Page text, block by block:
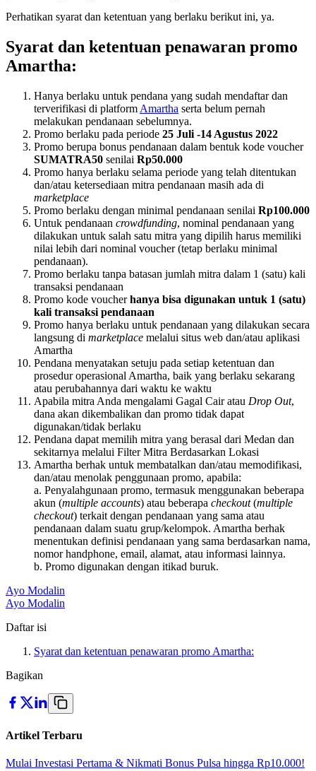
Perhatikan syarat dan ketentuan yang berlaku berikut ini, ya.
Syarat dan ketentuan penawaran promo
Amartha:
Hanya berlaku untuk pendana yang sudah mendaftar dan
terverifikasi di platform Amartha serta belum pernah
melakukan pendanaan sebelumnya.
Promo berlaku pada periode 25 Juli -14 Agustus 2022
Promo berupa bonus pendanaan dalam bentuk kode voucher
SUMATRA50 senilai Rp50.000
Promo hanya berlaku selama periode yang telah ditentukan
dan/atau ketersediaan mitra pendanaan masih ada di
marketplace
Promo berlaku dengan minimal pendanaan senilai Rp100.000
Untuk pendanaan crowdfunding, nominal pendanaan yang
dilakukan untuk salah satu mitra yang dipilih harus memiliki
nilai lebih dari nominal voucher (tetap berlaku minimal
pendanaan).
Promo berlaku tanpa batasan jumlah mitra dalam 1 (satu) kali
transaksi pendanaan
Promo kode voucherhanya bisa digunakan untuk 1 (satu)
kali transaksi pendanaan
Promo hanya berlaku untuk pendanaan yang dilakukan secara
langsung di marketplace melalui situs web dan/atau aplikasi
Amartha
Pendana menyatakan setuju pada setiap ketentuan dan
prosedur operasional Amartha, baik yang berlaku sekarang
atau perubahannya dari waktu ke waktu
Apabila mitra Anda mengalami Gagal Cair atau Drop Out,
dana akan dikembalikan dan promo tidak dapat
digunakan/tidak berlaku
Pendana dapat memilih mitra yang berasal dari Medan dan
sekitarnya melalui Filter Mitra Berdasarkan Lokasi
Amartha berhak untuk membatalkan dan/atau memodifikasi,
dan/atau menolak penggunaan promo, apabila:
a. Penyalahgunaan promo, termasuk menggunakan beberapa
akun (multiple accounts) atau beberapa checkout(multiple
checkout) terkait dengan pendanaan yang sama atau
pendanaan dalam suatu grup/kelompok. Amartha berhak
menentukan definisi pendanaan yang sama berdasarkan nama,
nomor handphone, email, alamat, atau informasi lainnya.
b. Promo digunakan dengan itikad buruk.
Ayo Modalin
Ayo Modalin
Daftar isi
Syarat dan ketentuan penawaran promo Amartha:
Bagikan
Artikel Terbaru
Mulai Investasi Pertama & Nikmati Bonus Pulsa hingga Rp10.000!